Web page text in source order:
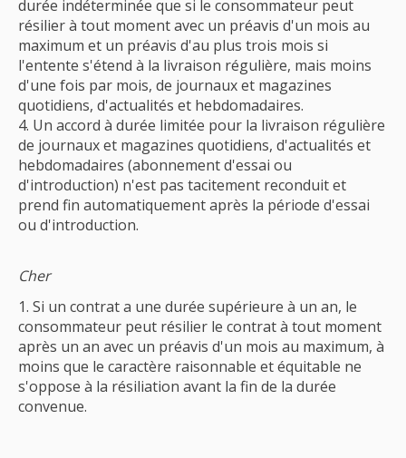
durée indéterminée que si le consommateur peut
résilier à tout moment avec un préavis d'un mois au
maximum et un préavis d'au plus trois mois si
l'entente s'étend à la livraison régulière, mais moins
d'une fois par mois, de journaux et magazines
quotidiens, d'actualités et hebdomadaires.
Un accord à durée limitée pour la livraison régulière
de journaux et magazines quotidiens, d'actualités et
hebdomadaires (abonnement d'essai ou
d'introduction) n'est pas tacitement reconduit et
prend fin automatiquement après la période d'essai
ou d'introduction.
Cher
Si un contrat a une durée supérieure à un an, le
consommateur peut résilier le contrat à tout moment
après un an avec un préavis d'un mois au maximum, à
moins que le caractère raisonnable et équitable ne
s'oppose à la résiliation avant la fin de la durée
convenue.